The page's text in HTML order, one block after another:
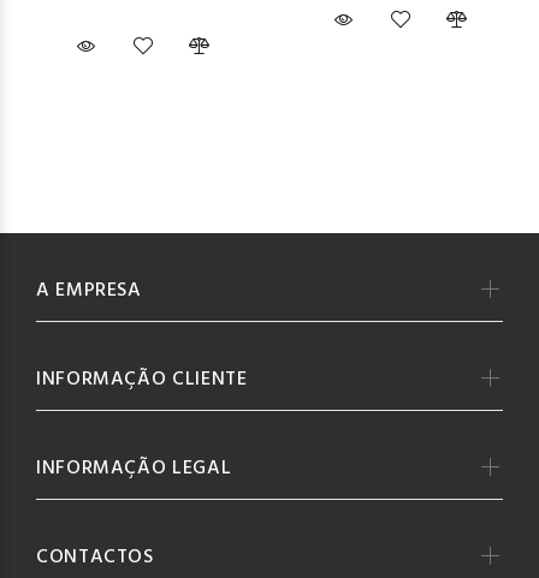
A EMPRESA
INFORMAÇÃO CLIENTE
INFORMAÇÃO LEGAL
CONTACTOS